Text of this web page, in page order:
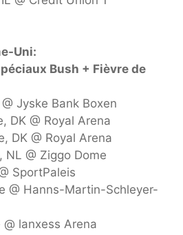
Uni:
Bush + Fièvre de
Jyske Bank Boxen
DK @ Royal Arena
DK @ Royal Arena
@ Ziggo Dome
SportPaleis
@ Hanns-Martin-Schleyer-
lanxess Arena